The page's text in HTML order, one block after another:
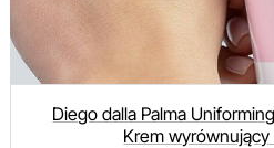
Diego dalla Palma
Krem